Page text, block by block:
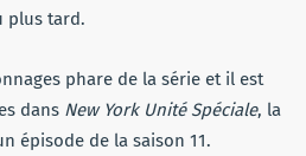
plus tard.
phare de la série et il est
dans New York Unité Spéciale, la
épisode de la saison 11.